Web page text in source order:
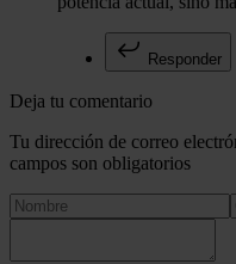
Responder
Deja tu comentario
Tu dirección de correo
campos son obligatorios